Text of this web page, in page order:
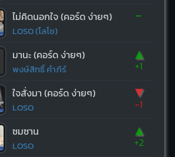
ไม่คิดนอกใจ (คอร์ด ง่ายๆ)
LOSO (โลโซ)
-
มานะ (คอร์ด ง่ายๆ)
พงษ์สิทธิ์ คำภีร์
▲
+1
ใจสั่งมา (คอร์ด ง่ายๆ)
LOSO
▼
-1
ซมซาน
LOSO
▲
+2